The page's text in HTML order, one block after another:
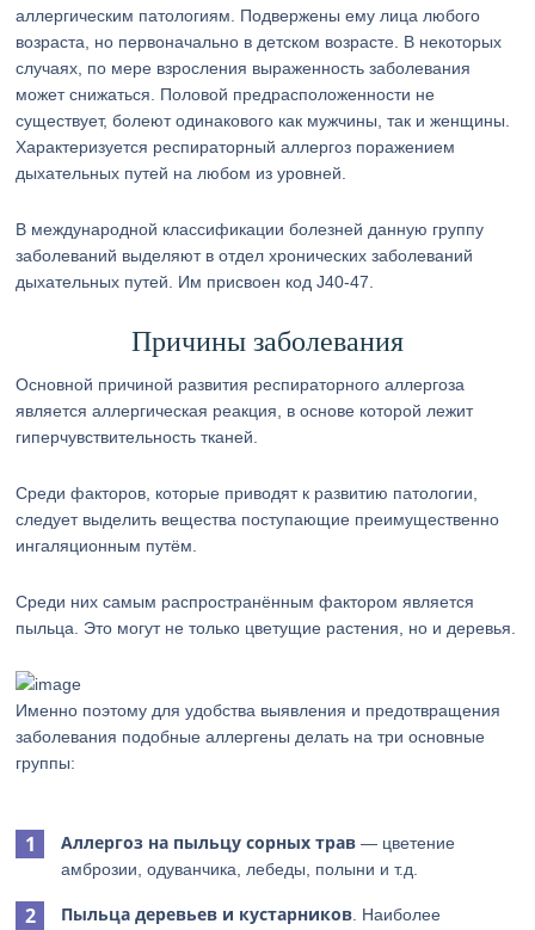
аллергическим патологиям. Подвержены ему лица любого
возраста, но первоначально в детском возрасте. В некоторых
случаях, по мере взросления выраженность заболевания
может снижаться. Половой предрасположенности не
существует, болеют одинакового как мужчины, так и женщины.
Характеризуется респираторный аллергоз поражением
дыхательных путей на любом из уровней.
В международной классификации болезней данную группу
заболеваний выделяют в отдел хронических заболеваний
дыхательных путей. Им присвоен код J40-47.
Причины заболевания
Основной причиной развития респираторного аллергоза
является аллергическая реакция, в основе которой лежит
гиперчувствительность тканей.
Среди факторов, которые приводят к развитию патологии,
следует выделить вещества поступающие преимущественно
ингаляционным путём.
Среди них самым распространённым фактором является
пыльца. Это могут не только цветущие растения, но и деревья.
Именно поэтому для удобства выявления и предотвращения
заболевания подобные аллергены делать на три основные
группы:
Аллергоз на пыльцу сорных трав — цветение
амброзии, одуванчика, лебеды, полыни и т.д.
Пыльца деревьев и кустарников . Наиболее